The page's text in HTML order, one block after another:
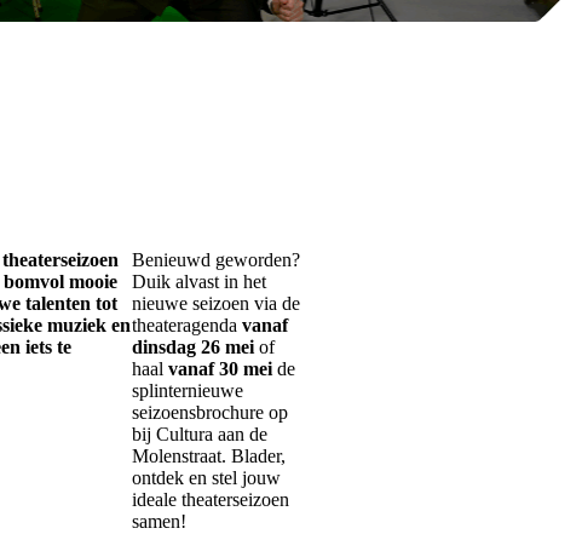
mooie
talenten tot
muziek en
iets te
Benieuwd geworden?
Duik alvast in het
nieuwe seizoen via de
theateragenda vanaf
dinsdag 26 mei of
haal vanaf 30 mei de
splinternieuwe
seizoensbrochure op
bij Cultura aan de
Molenstraat. Blader,
ontdek en stel jouw
ideale theaterseizoen
samen!